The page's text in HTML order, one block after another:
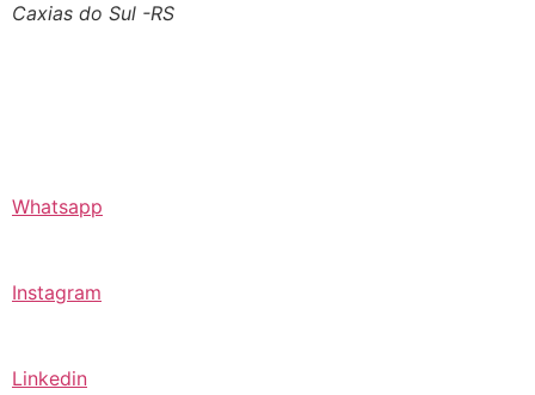
Caxias do Sul -RS
Whatsapp
Instagram
Linkedin